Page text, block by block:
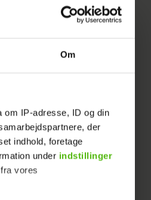
Om
om IP-adresse, ID og din
der
indhold, foretage
under indstillinger
vores